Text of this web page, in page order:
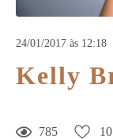
24/01/2017 às 12:18
Kelly
785 10